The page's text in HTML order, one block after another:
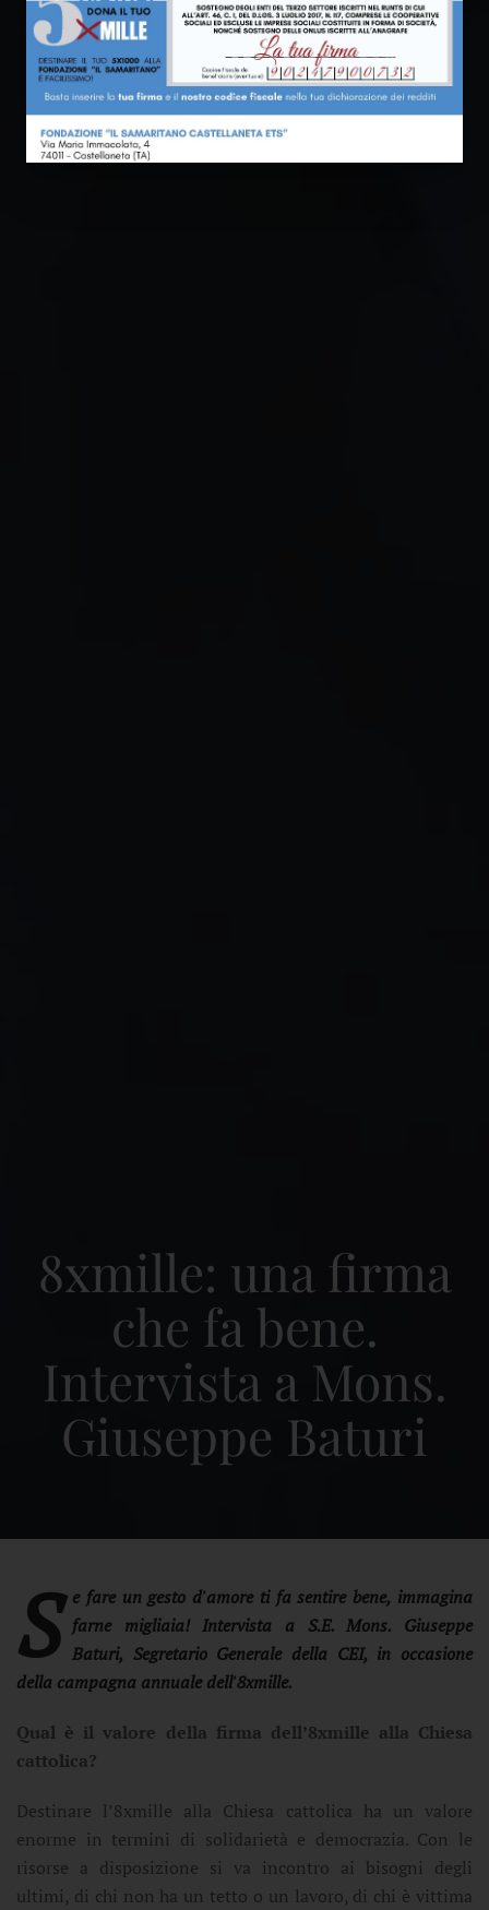
8xmille: una firma
che fa bene.
Intervista a Mons.
Giuseppe Baturi
S e fare un gesto d'amore ti fa sentire bene, immagina
farne migliaia! Intervista a S.E. Mons. Giuseppe
Baturi, Segretario Generale della CEI, in occasione
della campagna annuale dell'8xmille.
Qual è il valore della firma dell’8xmille alla Chiesa
cattolica?
Destinare l’8xmille alla Chiesa cattolica ha un valore
enorme in termini di solidarietà e democrazia. Con le
risorse a disposizione si va incontro ai bisogni degli
ultimi, di chi non ha un tetto o un lavoro, di chi è vittima